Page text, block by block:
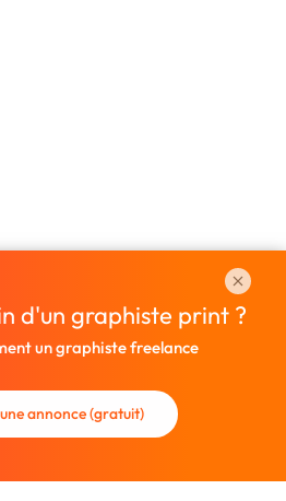
d'un graphiste print ?
un graphiste freelance
annonce (gratuit)